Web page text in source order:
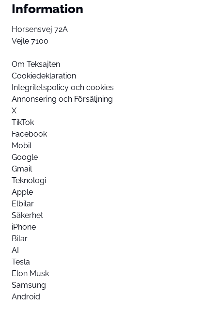
Information
Horsensvej 72A
Vejle 7100
Om Teksajten
Cookiedeklaration
Integritetspolicy och cookies
Annonsering och Försäljning
X
TikTok
Facebook
Mobil
Google
Gmail
Teknologi
Apple
Elbilar
Säkerhet
iPhone
Bilar
AI
Tesla
Elon Musk
Samsung
Android